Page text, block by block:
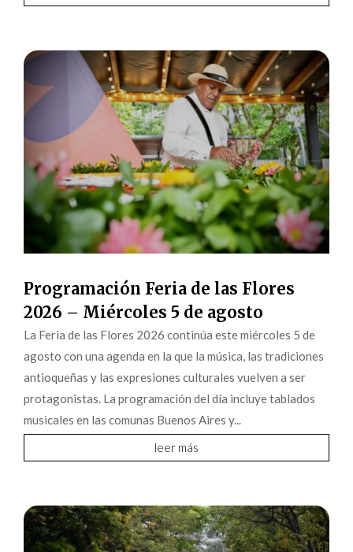
Programación Feria de las Flores
2026 – Miércoles 5 de agosto
La Feria de las Flores 2026 continúa este miércoles 5 de
agosto con una agenda en la que la música, las tradiciones
antioqueñas y las expresiones culturales vuelven a ser
protagonistas. La programación del día incluye tablados
musicales en las comunas Buenos Aires y...
leer más